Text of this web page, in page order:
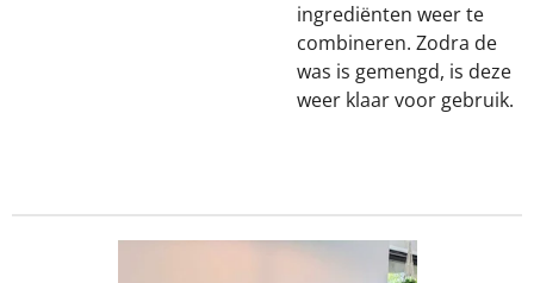
ingrediënten weer te
combineren. Zodra de
was is gemengd, is deze
weer klaar voor gebruik.